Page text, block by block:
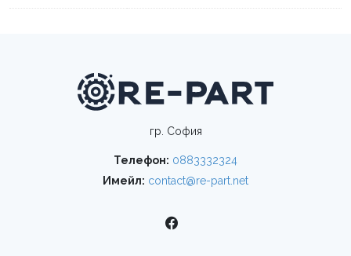
гр. София
Телефон: 0883332324
Имейл: contact@re-part.net